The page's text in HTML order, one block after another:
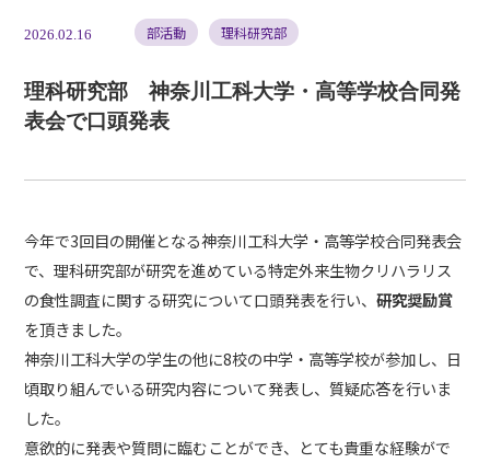
2026.02.16 部活動 理科研究部
理科研究部 神奈川工科大学・高等学校合同発
表会で口頭発表
今年で3回目の開催となる神奈川工科大学・高等学校合同発表会
で、理科研究部が研究を進めている特定外来生物クリハラリス
の食性調査に関する研究について口頭発表を行い、研究奨励賞
を頂きました。
神奈川工科大学の学生の他に8校の中学・高等学校が参加し、日
頃取り組んでいる研究内容について発表し、質疑応答を行いま
した。
意欲的に発表や質問に臨むことができ、とても貴重な経験がで
各種お問い合わせ >>